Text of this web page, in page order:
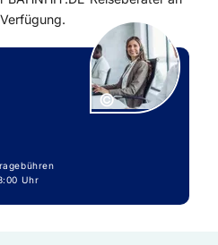
Uhr
Copyright:
©